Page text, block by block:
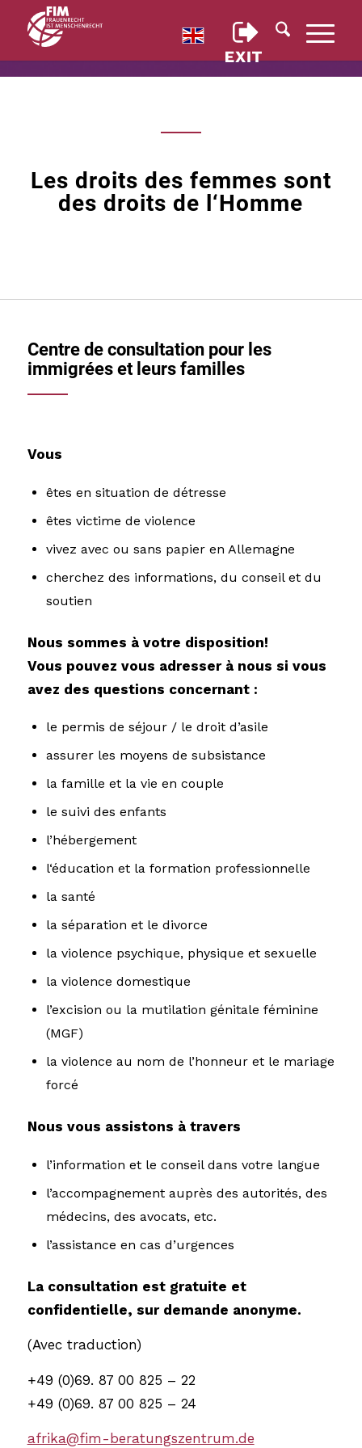
Les droits des femmes sont
des droits de l‘Homme
Centre de consultation pour les
immigrées et leurs familles
Vous
êtes en situation de détresse
êtes victime de violence
vivez avec ou sans papier en Allemagne
cherchez des informations, du conseil et du
soutien
Nous sommes à votre disposition!
Vous pouvez vous adresser à nous si vous
avez des questions concernant :
le permis de séjour / le droit d’asile
assurer les moyens de subsistance
la famille et la vie en couple
le suivi des enfants
l’hébergement
l‘éducation et la formation professionnelle
la santé
la séparation et le divorce
la violence psychique, physique et sexuelle
la violence domestique
l’excision ou la mutilation génitale féminine
(MGF)
la violence au nom de l’honneur et le mariage
forcé
Nous vous assistons à travers
l’information et le conseil dans votre langue
l’accompagnement auprès des autorités, des
médecins, des avocats, etc.
l’assistance en cas d’urgences
La consultation est gratuite et
confidentielle, sur demande anonyme.
(Avec traduction)
+49 (0)69. 87 00 825 – 22
+49 (0)69. 87 00 825 – 24
afrika@fim-beratungszentrum.de